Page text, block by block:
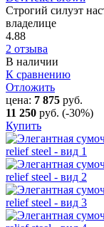
Строгий силуэт
владелице
4.88
2 отзыва
В наличии
К сравнению
Отложить
цена: 7 875 руб.
11 250 руб. (-30%)
Купить